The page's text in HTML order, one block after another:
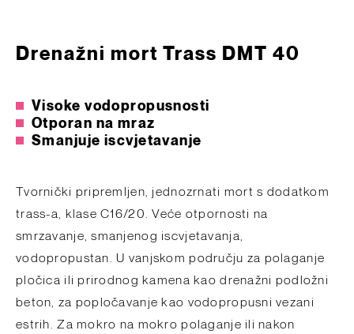
Drenažni mort Trass DMT 40
Visoke vodopropusnosti
Otporan na mraz
Smanjuje iscvjetavanje
Tvornički pripremljen, jednozrnati mort s dodatkom
trass-a, klase C16/20. Veće otpornosti na
smrzavanje, smanjenog iscvjetavanja,
vodopropustan. U vanjskom području za polaganje
pločica ili prirodnog kamena kao drenažni podložni
beton, za popločavanje kao vodopropusni vezani
estrih. Za mokro na mokro polaganje ili nakon